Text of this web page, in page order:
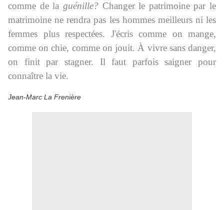
comme de la guénille? Changer le patrimoine par le
matrimoine ne rendra pas les hommes meilleurs ni les
femmes plus respectées. J'écris comme on mange,
comme on chie, comme on jouit. À vivre sans danger,
on finit par stagner. Il faut parfois saigner pour
connaître la vie.
Jean-Marc La Frenière